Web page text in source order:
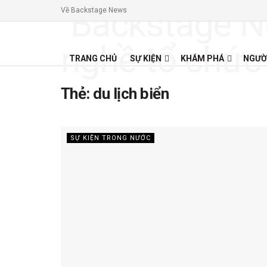
Về Backstage News
TRANG CHỦ SỰ KIỆN KHÁM PHÁ
Thẻ: du lịch biển
SỰ KIỆN TRONG NƯỚC